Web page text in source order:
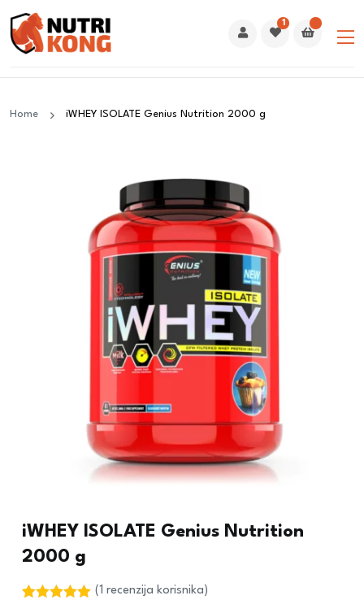
1
Home iWHEY ISOLATE Genius Nutrition 2000 g
iWHEY ISOLATE Genius Nutrition
2000 g
(1 recenzija korisnika)